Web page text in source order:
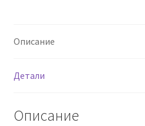
Описание
Детали
Описание